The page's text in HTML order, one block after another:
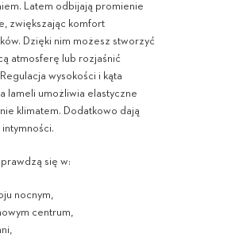
Latem odbijają promienie
zwiększając komfort
Dzięki nim możesz stworzyć
atmosferę lub rozjaśnić
wysokości i kąta
lameli umożliwia elastyczne
klimatem. Dodatkowo dają
się w:
nocnym,
centrum,